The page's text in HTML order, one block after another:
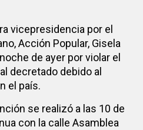
vicepresidencia por el
Acción Popular, Gisela
de ayer por violar el
decretado debido al
el país.
se realizó a las 10 de
con la calle Asamblea